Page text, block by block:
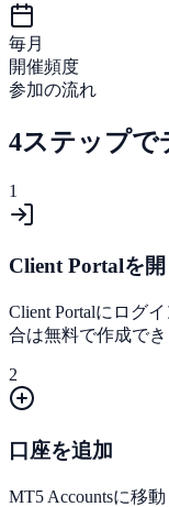
毎月
開催頻度
参加の流れ
4ステップで
1
Client Portalを開
Client Portalにログ
合は無料で作成でき
2
口座を追加
MT5 Accountsに移